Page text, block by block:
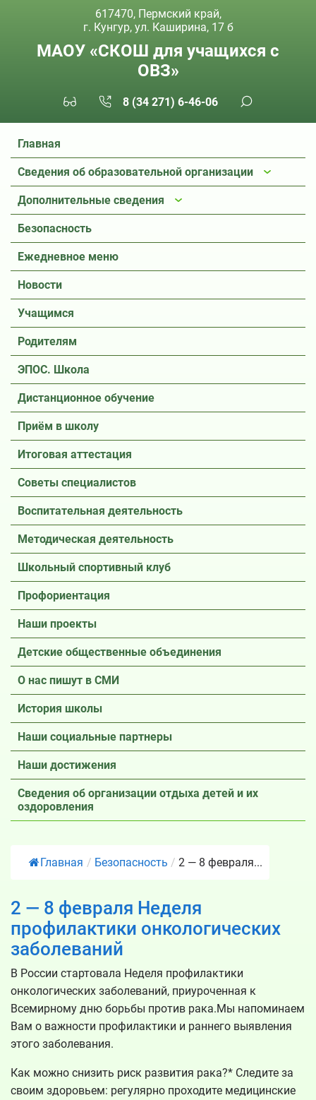
617470, Пермский край,
г. Кунгур, ул. Каширина, 17 б
МАОУ «СКОШ для учащихся с
ОВЗ»
8 (34 271) 6-46-06
Главная
Сведения об образовательной организации
Дополнительные сведения
Безопасность
Ежедневное меню
Новости
Учащимся
Родителям
ЭПОС. Школа
Дистанционное обучение
Приём в школу
Итоговая аттестация
Советы специалистов
Воспитательная деятельность
Методическая деятельность
Школьный спортивный клуб
Профориентация
Наши проекты
Детские общественные объединения
О нас пишут в СМИ
История школы
Наши социальные партнеры
Наши достижения
Сведения об организации отдыха детей и их
оздоровления
Главная / Безопасность / 2 — 8 февраля...
2 — 8 февраля Неделя
профилактики онкологических
заболеваний
В России стартовала Неделя профилактики
онкологических заболеваний, приуроченная к
Всемирному дню борьбы против рака.Мы напоминаем
Вам о важности профилактики и раннего выявления
этого заболевания.
Как можно снизить риск развития рака?* Следите за
своим здоровьем: регулярно проходите медицинские